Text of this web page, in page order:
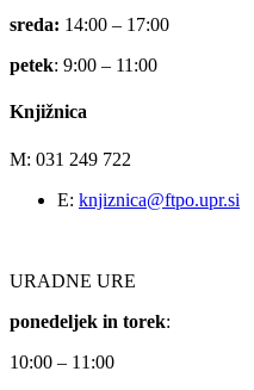
sreda: 14:00 – 17:00
petek: 9:00 – 11:00
Knjižnica
M: 031 249 722
E: knjiznica@ftpo.upr.si
URADNE URE
ponedeljek in torek:
10:00 – 11:00